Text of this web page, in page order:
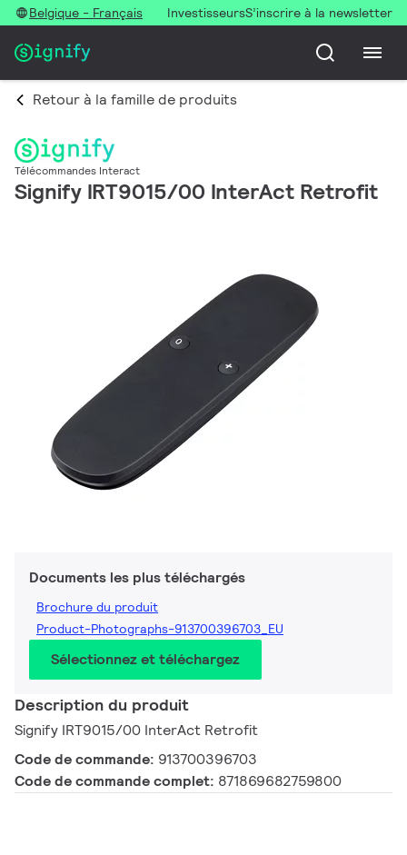
Belgique - Français InvestisseursS’inscrire à la newsletter
Retour à la famille de produits
Télécommandes Interact
Signify IRT9015/00 InterAct Retrofit
Documents les plus téléchargés
Brochure du produit
Product-Photographs-913700396703_EU
Sélectionnez et téléchargez
Description du produit
Signify IRT9015/00 InterAct Retrofit
Code de commande: 913700396703
Code de commande complet: 871869682759800